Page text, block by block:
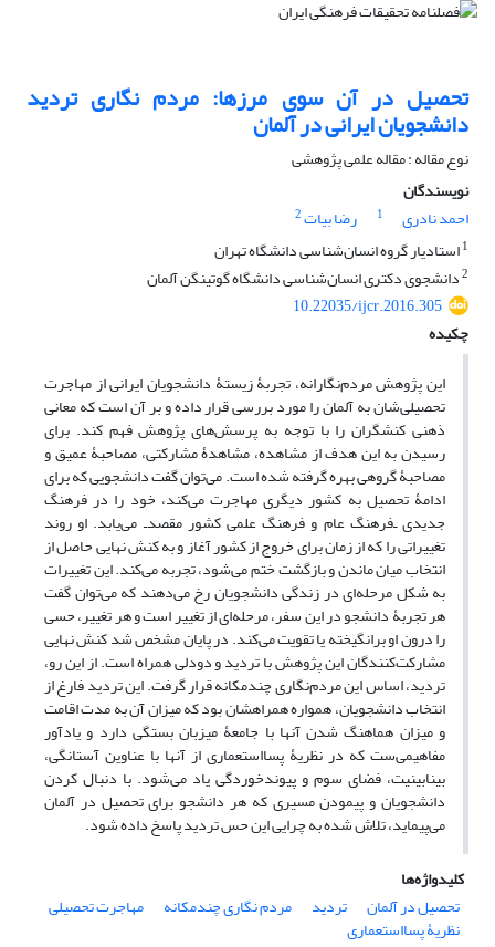
تحصیل در آن سوی مرزها: مردم نگاری‌ تردید
دانشجویان ایرانی در آلمان
نوع مقاله : مقاله علمی پژوهشی
نویسندگان
احمد نادری
1 رضا بیات2
1استادیار گروه انسان‌شناسی دانشگاه تهران
2دانشجوی دکتری انسان‌شناسی دانشگاه گوتینگن آلمان
10.22035/ijcr.2016.305
چکیده
این پژوهش مردم‌نگارانه، تجربۀ زیستۀ دانشجویان ایرانی از مهاجرت
تحصیلی‌شان به آلمان را مورد بررسی قرار داده و بر آن است که معانی
ذهنی کنشگران را با توجه به پرسش‌های پژوهش فهم کند. برای
رسیدن به این هدف از مشاهده، مشاهدۀ مشارکتی، مصاحبۀ عمیق و
مصاحبۀ گروهی بهره گرفته شده است. می‌توان گفت دانشجویی که برای
ادامۀ تحصیل به کشور دیگری مهاجرت می‌کند، خود را در فرهنگ
جدیدی ـ‌فرهنگ عام و فرهنگ علمی کشور مقصد‌ـ می‌یابد. او روند
تغییراتی را که از زمان برای خروج از کشور آغاز و به کنش نهایی حاصل از
انتخاب میان ماندن و بازگشت ختم می‌شود، تجربه می‌کند. این تغییرات
به شکل مرحله‌ای در زندگی دانشجویان رخ می‌دهند که می‌توان گفت
هر تجربۀ دانشجو در این سفر، مرحله‌ای از تغییر است و هر تغییر، حسی
را درون او برانگیخته یا تقویت می‌کند. در پایان مشخص شد کنش نهایی
مشارکت‌کنندگان این پژوهش با تردید و دودلی همراه است. از این رو،
تردید، اساس این مردم‌نگاری چندمکانه قرار گرفت. این تردید فارغ از
انتخاب دانشجویان، همواره همراهشان بود که میزان آن به مدت اقامت
و میزان هماهنگ شدن آنها با جامعۀ میزبان بستگی دارد و یادآور
مفاهیمی‌ست که در نظریۀ پسااستعماری از آنها با عناوین آستانگی،
بینابینیت، فضای سوم و پیوندخوردگی یاد می‌شود. با دنبال کردن
دانشجویان و پیمودن مسیری که هر دانشجو برای تحصیل در آلمان
می‌پیماید، تلاش شده به چرایی این حس تردید پاسخ داده شود.
کلیدواژه‌ها
تحصیل در آلمان
تردید مردم نگاری چندمکانه مهاجرت تحصیلی
نظریۀ پسااستعماری